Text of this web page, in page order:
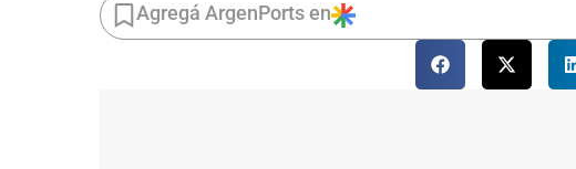
Agregá ArgenPorts en